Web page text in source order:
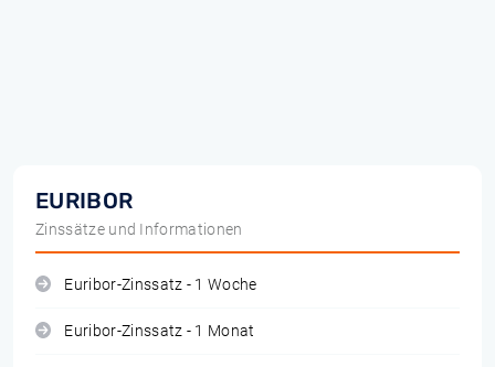
EURIBOR
Zinssätze und Informationen
Euribor-Zinssatz - 1 Woche
Euribor-Zinssatz - 1 Monat